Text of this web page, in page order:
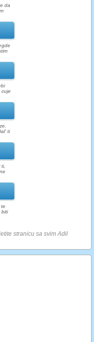
da
cuje
ti
biti
stranicu sa svim Adil